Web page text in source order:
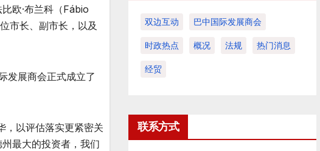
欧·布兰科（Fábio
市长、副市长，以及
发展商会正式成立了
，以评估落实更紧密关
最大的投资者，我们
双边互动 巴中国际发展商会
时政热点 概况 法规 热门消息
经贸
联系方式